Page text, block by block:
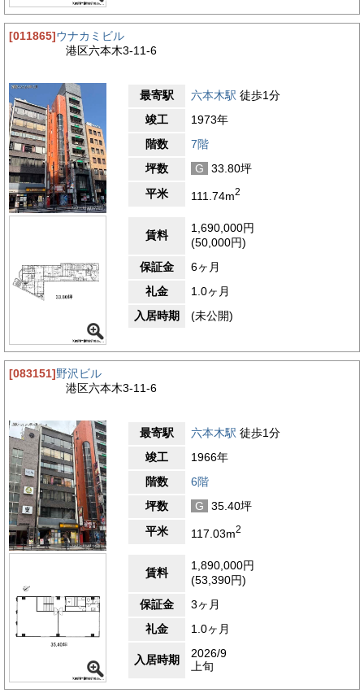
[011865]ウナカミビル
港区六本木3-11-6
最寄駅 六本木駅 徒歩1分
竣工
1973年
階数
7階
坪数
G
33.80坪
平米
111.74m2
賃料
1,690,000円
(50,000円)
保証金
6ヶ月
礼金
1.0ヶ月
入居時期
(未公開)
[083151]野沢ビル
港区六本木3-11-6
最寄駅 六本木駅 徒歩1分
竣工
1966年
階数
6階
坪数
G
35.40坪
平米
117.03m2
賃料
1,890,000円
(53,390円)
保証金
3ヶ月
礼金
1.0ヶ月
入居時期
2026/9
上旬